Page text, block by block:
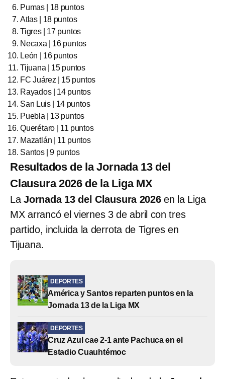
Pumas | 18 puntos
Atlas | 18 puntos
Tigres | 17 puntos
Necaxa | 16 puntos
León | 16 puntos
Tijuana | 15 puntos
FC Juárez | 15 puntos
Rayados | 14 puntos
San Luis | 14 puntos
Puebla | 13 puntos
Querétaro | 11 puntos
Mazatlán | 11 puntos
Santos | 9 puntos
Resultados de la Jornada 13 del
Clausura 2026 de la Liga MX
La Jornada 13 del Clausura 2026en la Liga
MX arrancó el viernes 3 de abril con tres
partido, incluida la derrota de Tigres en
Tijuana.
DEPORTES
América y Santos reparten puntos en la
Jornada 13 de la Liga MX
DEPORTES
Cruz Azul cae 2-1 ante Pachuca en el
Estadio Cuauhtémoc